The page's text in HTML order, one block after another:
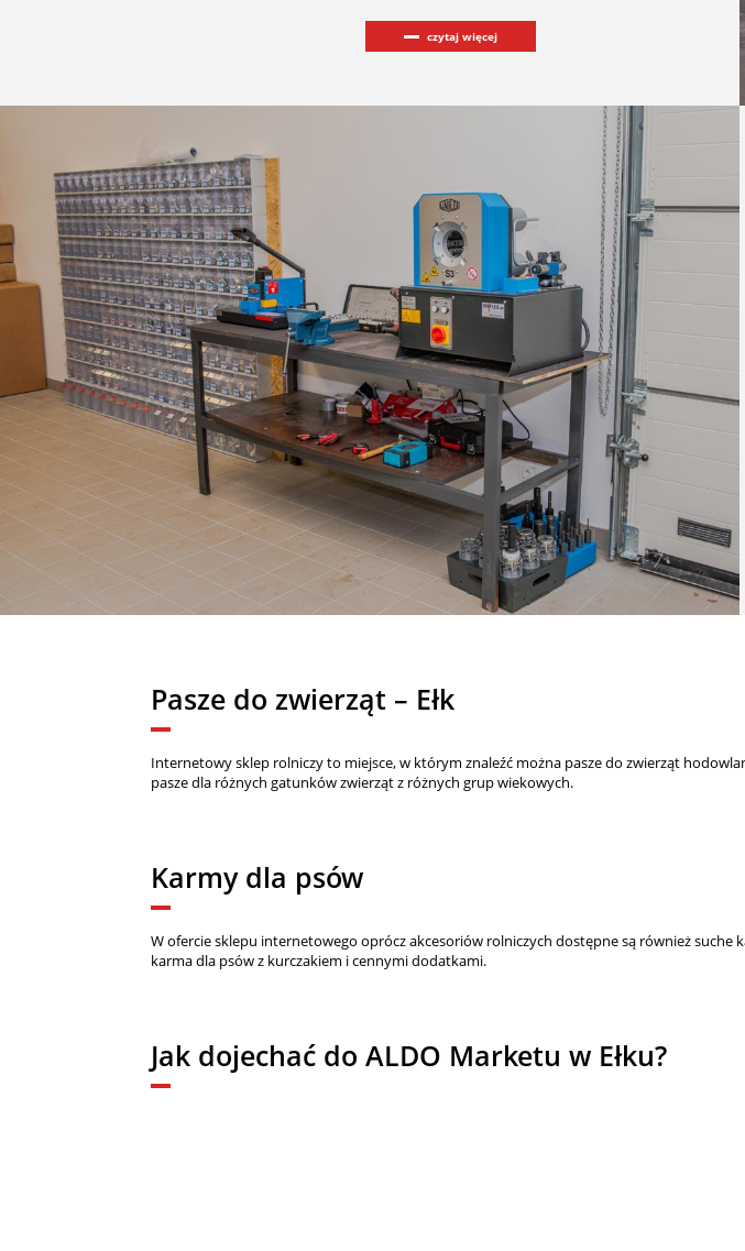
czytaj więcej
Pasze do zwierząt – Ełk
Internetowy sklep rolniczy to miejsce, w którym znaleźć można pasze do zwierząt
pasze dla różnych gatunków zwierząt z różnych grup wiekowych.
Karmy dla psów
W ofercie sklepu internetowego oprócz akcesoriów rolniczych dostępne są również suche
karma dla psów z kurczakiem i cennymi dodatkami.
Jak dojechać do ALDO Marketu w Ełku?